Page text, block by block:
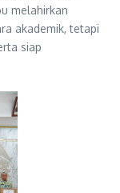
melahirkan
akademik, tetapi
siap